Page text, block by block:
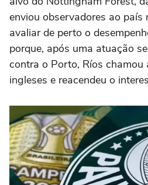
enviou observadores ao
avaliar de perto o
porque, após uma atuação
contra o Porto, Ríos chamou
ingleses e reacendeu o